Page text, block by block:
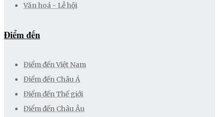
Văn hoá - Lễ hội
Điểm đến
Điểm đến Việt Nam
Điểm đến Châu Á
Điểm đến Thế giới
Điểm đến Châu Âu